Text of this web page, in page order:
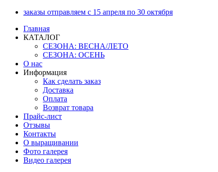
Перейти
содержимому
заказы отправляем с 15 апреля по 30 октября
Главная
КАТАЛОГ
СЕЗОНА: ВЕСНА/ЛЕТО
СЕЗОНА: ОСЕНЬ
О нас
Информация
Как сделать заказ
Доставка
Оплата
Возврат товара
Прайс-лист
Отзывы
Контакты
О выращивании
Фото галерея
Видео галерея